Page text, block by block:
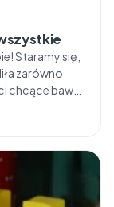
Staramy się,
zarówno
chcące bawić
puzzle
propozycja